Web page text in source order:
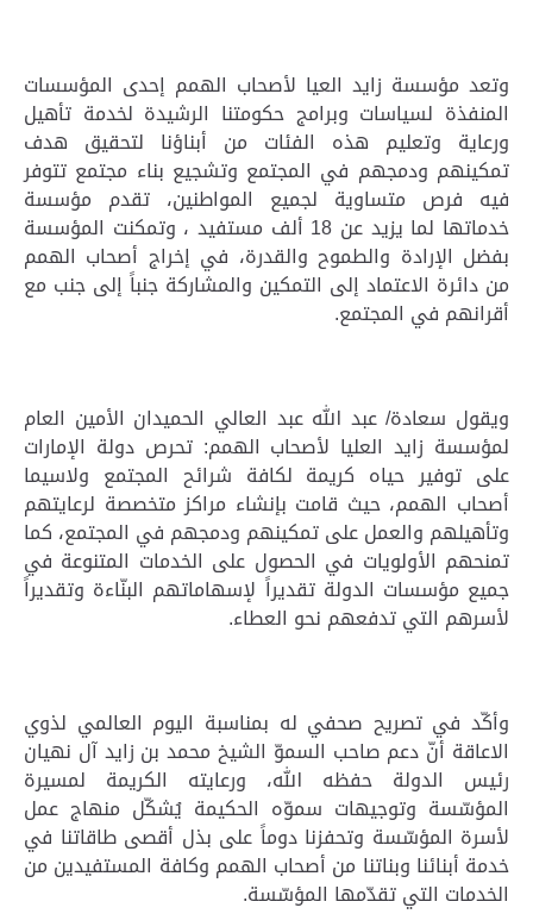
وتعد مؤسسة زايد العيا لأصحاب الهمم إحدى المؤسسات
المنفذة لسياسات وبرامج حكومتنا الرشيدة لخدمة تأهيل
ورعاية وتعليم هذه الفئات من أبناؤنا لتحقيق هدف
تمكينهم ودمجهم في المجتمع وتشجيع بناء مجتمع تتوفر
فيه فرص متساوية لجميع المواطنين، تقدم مؤسسة
خدماتها لما يزيد عن 18 ألف مستفيد ، وتمكنت المؤسسة
بفضل الإرادة والطموح والقدرة، في إخراج أصحاب الهمم
من دائرة الاعتماد إلى التمكين والمشاركة جنباً إلى جنب مع
أقرانهم في المجتمع.
ويقول سعادة/ عبد الله عبد العالي الحميدان الأمين العام
لمؤسسة زايد العليا لأصحاب الهمم: تحرص دولة الإمارات
على توفير حياه كريمة لكافة شرائح المجتمع ولاسيما
أصحاب الهمم، حيث قامت بإنشاء مراكز متخصصة لرعايتهم
وتأهيلهم والعمل على تمكينهم ودمجهم في المجتمع، كما
تمنحهم الأولويات في الحصول على الخدمات المتنوعة في
جميع مؤسسات الدولة تقديراً لإسهاماتهم البنّاءة وتقديراً
لأسرهم التي تدفعهم نحو العطاء.
وأكّد في تصريح صحفي له بمناسبة اليوم العالمي لذوي
الاعاقة أنّ دعم صاحب السموّ الشيخ محمد بن زايد آل نهيان
رئيس الدولة حفظه الله، ورعايته الكريمة لمسيرة
المؤسّسة وتوجيهات سموّه الحكيمة يُشكّل منهاج عمل
لأسرة المؤسّسة وتحفزنا دوماً على بذل أقصى طاقاتنا في
خدمة أبنائنا وبناتنا من أصحاب الهمم وكافة المستفيدين من
الخدمات التي تقدّمها المؤسّسة.